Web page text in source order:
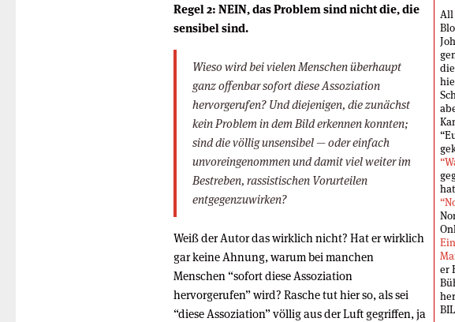
All
er
Regel 2: NEIN, das Problem sind nicht die, die
sensibel sind.
Wieso wird bei vielen Menschen überhaupt
ganz offenbar sofort diese Assoziation
hervorgerufen? Und diejenigen, die zunächst
kein Problem in dem Bild erkennen konnten;
sind die völlig unsensibel — oder einfach
unvoreingenommen und damit viel weiter im
Bestreben, rassistischen Vorurteilen
entgegenzuwirken?
Weiß der Autor das wirklich nicht? Hat er wirklich
gar keine Ahnung, warum bei manchen
Menschen “sofort diese Assoziation
hervorgerufen” wird? Rasche tut hier so, als sei
“diese Assoziation” völlig aus der Luft gegriffen, ja